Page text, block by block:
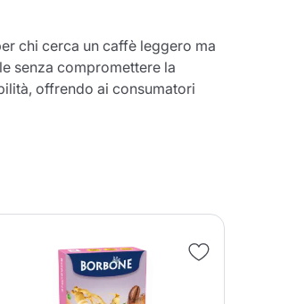
chi cerca un caffè leggero ma
senza compromettere la
offrendo ai consumatori